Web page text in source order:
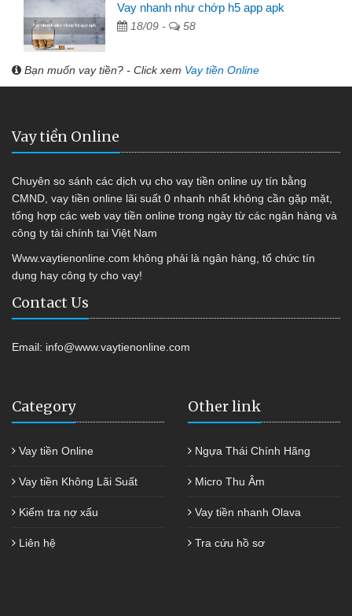
Vay nhanh như chớp h5 app apk
18/09 - 58
Bạn muốn vay tiền? - Click xem Vay tiền Online
Vay tiền Online
Chuyên so sánh các dịch vụ cho vay tiền online uy tín bằng
CMND, vay tiền online lãi suất 0 nhanh nhất không cần gặp mặt,
tổng hợp các web vay tiền online trong ngày từ các ngân hàng và
công ty tài chính tại Việt Nam
Www.vaytienonline.com không phải là ngân hàng, tổ chức tín
dụng hay công ty cho vay!
Contact Us
Email: info@www.vaytienonline.com
Category
Vay tiền Online
Vay tiền Không Lãi Suất
Kiểm tra nợ xấu
Liên hệ
Other link
Ngựa Thái Chính Hãng
Micro Thu Âm
Vay tiền nhanh Olava
Tra cứu hồ sơ